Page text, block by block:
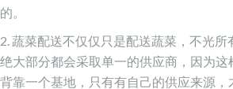
的。
2. 蔬菜配送不仅仅只是配送蔬菜，不光
绝大部分都会采取单一的供应商，因为
背靠一个基地，只有有自己的供应来源，